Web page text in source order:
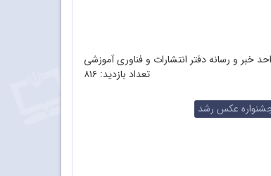
خبر و رسانه دفتر انتشارات و فناوری آموزشی
تعداد بازدید: ۸۱۶
عکس رشد